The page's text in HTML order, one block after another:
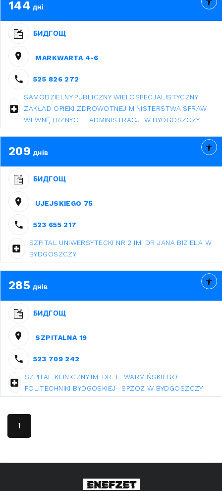
144 дні
БИДГОЩ
MARKWARTA 4-6
525 826 272
SAMODZIELNY PUBLICZNY WIELOSPECJALISTYCZNY
ZAKŁAD OPIEKI ZDROWOTNEJ MINISTERSTWA SPRAW
WEWNĘTRZNYCH I ADMINISTRACJI W BYDGOSZCZY
209 днів
БИДГОЩ
UJEJSKIEGO 75
523 655 217
SZPITAL UNIWERSYTECKI NR 2 IM. DR JANA BIZIELA W
BYDGOSZCZY
285 днів
БИДГОЩ
SZPITALNA 19
523 709 242
SZPITAL KLINICZNY IM. DR. E. WARMIŃSKIEGO
POLITECHNIKI BYDGOSKIEJ- SPZOZ W BYDGOSZCZY
1